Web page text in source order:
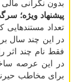
بدون نگرانی
پیشنهاد ویژه؛
تعداد
در این چند سال
فقط نام چند اثر
در این عرصه
برای مخاطب